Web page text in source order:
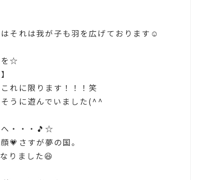
それは我が子も羽を広げております☺
を☆
れに限ります！！！笑
うに遊んでいました(^^
へ・・・🎵☆
💗さすが夢の国。
りました😆